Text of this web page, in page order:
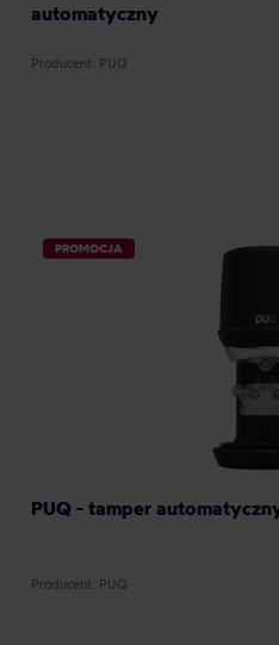
automatyczny
Producent: PUQ
PROMOCJA
PUQ - tamper
Producent: PUQ